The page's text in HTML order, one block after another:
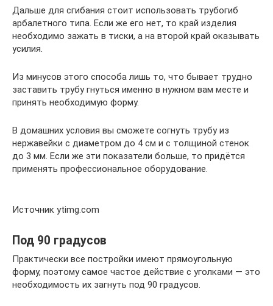
Дальше для сгибания стоит использовать трубогиб
арбалетного типа. Если же его нет, то край изделия
необходимо зажать в тиски, а на второй край оказывать
усилия.
Из минусов этого способа лишь то, что бывает трудно
заставить трубу гнуться именно в нужном вам месте и
принять необходимую форму.
В домашних условия вы сможете согнуть трубу из
нержавейки с диаметром до 4 см и с толщиной стенок
до 3 мм. Если же эти показатели больше, то придётся
применять профессиональное оборудование.
Источник ytimg.com
Под 90 градусов
Практически все постройки имеют прямоугольную
форму, поэтому самое частое действие с уголками — это
необходимость их загнуть под 90 градусов.